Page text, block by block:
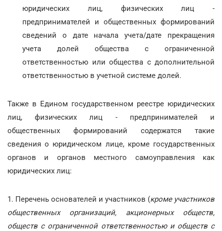
юридических лиц, физических лиц -
предпринимателей и общественных формирований
сведений о дате начала учета/дате прекращения
учета долей общества с ограниченной
ответственностью или общества с дополнительной
ответственностью в учетной системе долей.
Также в Едином государственном реестре юридических
лиц, физических лиц - предпринимателей и
общественных формирований содержатся такие
сведения о юридическом лице, кроме государственных
органов и органов местного самоуправления как
юридических лиц:
1. Перечень основателей и участников (кроме участников
общественных организаций, акционерных обществ,
обществ с ограниченной ответственностью и обществ с